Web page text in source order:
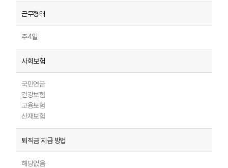
주4일
국민연금
건강보험
고용보험
산재보험
해당없음